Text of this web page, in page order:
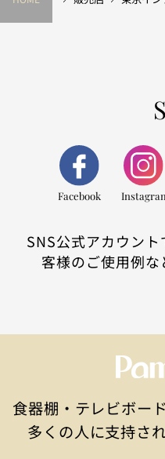
Facebook
SNS公式アカウン
客様のご使用例な
食器棚・テレビボー
多くの人に支持さ